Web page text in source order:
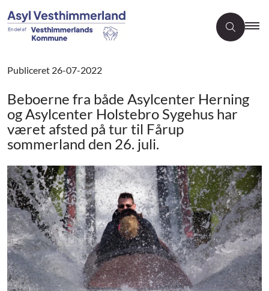
Publiceret 26-07-2022
Beboerne fra både Asylcenter Herning
og Asylcenter Holstebro Sygehus har
været afsted på tur til Fårup
sommerland den 26. juli.